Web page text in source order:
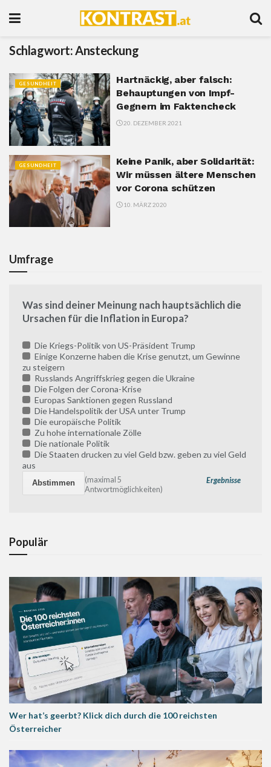
Schlagwort:Ansteckung
GESUNDHEIT
Hartnäckig, aber falsch:
Behauptungen von Impf-
Gegnern im Faktencheck
20. DEZEMBER 2021
GESUNDHEIT
Keine Panik, aber Solidarität:
Wir müssen ältere Menschen
vor Corona schützen
10. MÄRZ 2020
Umfrage
Was sind deiner Meinung nach hauptsächlich die
Ursachen für die Inflation in Europa?
Die Kriegs-Politik von US-Präsident Trump
Einige Konzerne haben die Krise genutzt, um Gewinne
zu steigern
Russlands Angriffskrieg gegen die Ukraine
Die Folgen der Corona-Krise
Europas Sanktionen gegen Russland
Die Handelspolitik der USA unter Trump
Die europäische Politik
Zu hohe internationale Zölle
Die nationale Politik
Die Staaten drucken zu viel Geld bzw. geben zu viel Geld
aus
Ergebnisse
(maximal 5
Antwortmöglichkeiten)
Populär
Wer hat’s geerbt? Klick dich durch die 100 reichsten
Österreicher